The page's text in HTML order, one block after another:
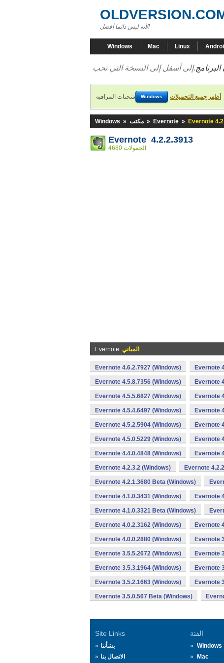
لأنه ليس دائما أفضل!
Windows Mac Linux
شحنات المراقبة Windows أظهر جميع التحميلات
Windows » مكتب » Evernote » Evernote
Evernote 4.2.2.3913
4680 الحمولات
Evernote المباني
Evernote 4.6.2.7927 (Windows) Evernote
Evernote 4.5.8.7356 (Windows) Evernote
Evernote 4.5.5.6827 (Windows) Evernote
Evernote 4.5.4.6497 (Windows) Evernote
Evernote 4.5.2.5904 (Windows) Evernote
Evernote 4.5.0.5229 (Windows) Evernote
Evernote 4.4.0.4848 (Windows) Evernote
Evernote 4.2.3.2 (Windows) Evernote
Evernote 4.2.1.3680 Beta (Windows)
Evernote 4.1.0.3431 (Windows) Evernote
Evernote 4.1.0.3321 Beta (Windows)
Evernote 4.0.2.3162 (Windows) Evernote
Evernote 4.0.0.2880 (Windows) Evernote
Evernote 3.5.5.2672 (Windows) Evernote
Evernote 3.5.3.1964 (Windows) Evernote
Evernote 3.5.2.1663 (Windows) Evernote
Evernote 3.5.0.567 Beta (Windows)
Site Links
بشأننا
الاتصال بنا
الفئة
Windows
Mac